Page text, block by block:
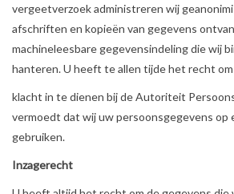
vergeetverzoek administreren wij
afschriften en kopieën van gegevens
machineleesbare gegevensindeling die wij
hanteren. U heeft te allen tijde het recht
klacht in te dienen bij de Autoriteit
vermoedt dat wij uw persoonsgegevens op
gebruiken.
Inzagerecht